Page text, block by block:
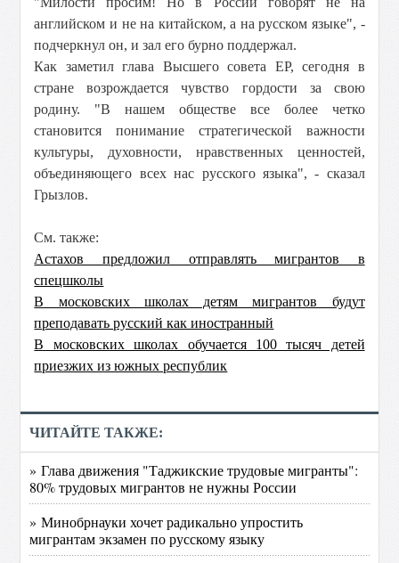
английском и не на китайском, а на русском языке", -
подчеркнул он, и зал его бурно поддержал.
Как заметил глава Высшего совета ЕР, сегодня в
стране возрождается чувство гордости за свою
родину. "В нашем обществе все более четко
становится понимание стратегической важности
культуры, духовности, нравственных ценностей,
объединяющего всех нас русского языка", - сказал
Грызлов.
См. также:
Астахов предложил отправлять мигрантов в
спецшколы
В московских школах детям мигрантов будут
преподавать русский как иностранный
В московских школах обучается 100 тысяч детей
приезжих из южных республик
ЧИТАЙТЕ ТАКЖЕ:
» Глава движения "Таджикские трудовые мигранты":
80% трудовых мигрантов не нужны России
» Минобрнауки хочет радикально упростить
мигрантам экзамен по русскому языку